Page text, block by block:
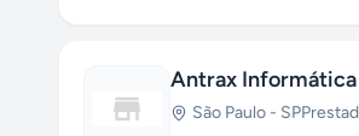
Antrax Informática
São Paulo - SP